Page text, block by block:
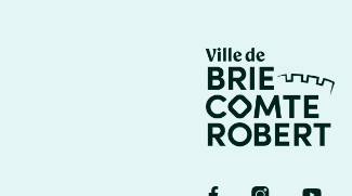
Lien vers leLien vers